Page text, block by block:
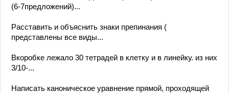
(6-7предложений)...
Расставить и объяснить знаки препинания (
представлены все виды...
Вкоробке лежало 30 тетрадей в клетку и в линейку. из них
3/10-...
Написать каноническое уравнение прямой, проходящей